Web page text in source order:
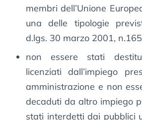
membri dell’Unione
una delle tipologie
d.lgs. 30 marzo 2001, n.165
non essere stati
licenziati dall’impiego
amministrazione e non
decaduti da altro impiego
stati interdetti dai pubblici